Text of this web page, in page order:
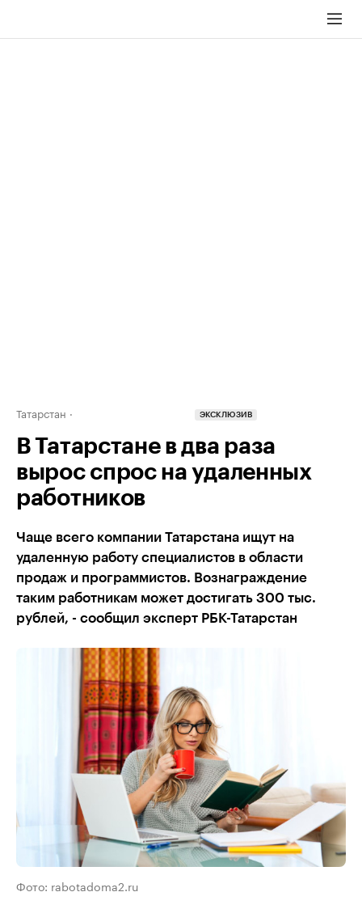
Татарстан ЭКСКЛЮЗИВ
В Татарстане в два раза
вырос спрос на удаленных
работников
Чаще всего компании Татарстана ищут на
удаленную работу специалистов в области
продаж и программистов. Вознаграждение
таким работникам может достигать 300 тыс.
рублей, - сообщил эксперт РБК-Татарстан
Фото: rabotadoma2.ru